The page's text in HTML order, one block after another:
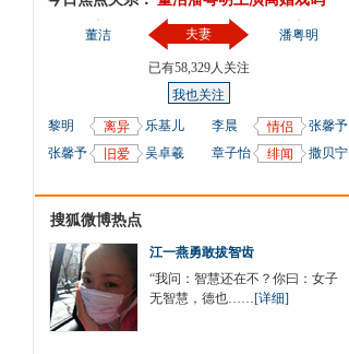
董洁 夫妻
已有58,329人关注
我也关注
潘粤明
黎明 离异
乐基儿
张馨予
旧爱 吴卓羲
李晨 情侣
张馨予
章子怡
绯闻 撒贝宁
搜狐微博热点
江一燕勇敢拔智齿
“我问：智慧还在不？你曰：女子
无智慧，德也……[详细]